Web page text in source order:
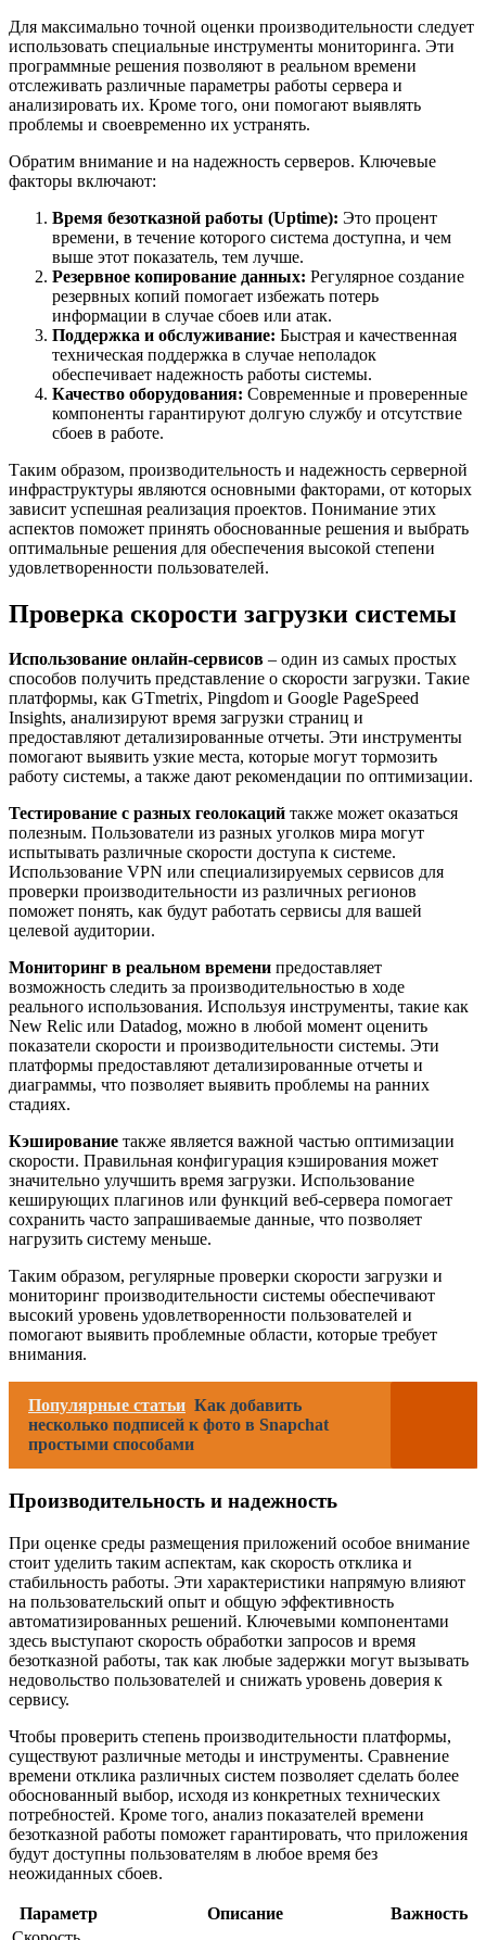
Для максимально точной оценки производительности следует
использовать специальные инструменты мониторинга. Эти
программные решения позволяют в реальном времени
отслеживать различные параметры работы сервера и
анализировать их. Кроме того, они помогают выявлять
проблемы и своевременно их устранять.
Обратим внимание и на надежность серверов. Ключевые
факторы включают:
Время безотказной работы (Uptime): Это процент
времени, в течение которого система доступна, и чем
выше этот показатель, тем лучше.
Резервное копирование данных: Регулярное создание
резервных копий помогает избежать потерь
информации в случае сбоев или атак.
Поддержка и обслуживание: Быстрая и качественная
техническая поддержка в случае неполадок
обеспечивает надежность работы системы.
Качество оборудования: Современные и проверенные
компоненты гарантируют долгую службу и отсутствие
сбоев в работе.
Таким образом, производительность и надежность серверной
инфраструктуры являются основными факторами, от которых
зависит успешная реализация проектов. Понимание этих
аспектов поможет принять обоснованные решения и выбрать
оптимальные решения для обеспечения высокой степени
удовлетворенности пользователей.
Проверка скорости загрузки системы
Использование онлайн-сервисов – один из самых простых
способов получить представление о скорости загрузки. Такие
платформы, как GTmetrix, Pingdom и Google PageSpeed
Insights, анализируют время загрузки страниц и
предоставляют детализированные отчеты. Эти инструменты
помогают выявить узкие места, которые могут тормозить
работу системы, а также дают рекомендации по оптимизации.
Тестирование с разных геолокаций также может оказаться
полезным. Пользователи из разных уголков мира могут
испытывать различные скорости доступа к системе.
Использование VPN или специализируемых сервисов для
проверки производительности из различных регионов
поможет понять, как будут работать сервисы для вашей
целевой аудитории.
Мониторинг в реальном времени предоставляет
возможность следить за производительностью в ходе
реального использования. Используя инструменты, такие как
New Relic или Datadog, можно в любой момент оценить
показатели скорости и производительности системы. Эти
платформы предоставляют детализированные отчеты и
диаграммы, что позволяет выявить проблемы на ранних
стадиях.
Кэширование также является важной частью оптимизации
скорости. Правильная конфигурация кэширования может
значительно улучшить время загрузки. Использование
кеширующих плагинов или функций веб-сервера помогает
сохранить часто запрашиваемые данные, что позволяет
нагрузить систему меньше.
Таким образом, регулярные проверки скорости загрузки и
мониторинг производительности системы обеспечивают
высокий уровень удовлетворенности пользователей и
помогают выявить проблемные области, которые требует
внимания.
Популярные статьи Как добавить
несколько подписей к фото в Snapchat
простыми способами
Производительность и надежность
При оценке среды размещения приложений особое внимание
стоит уделить таким аспектам, как скорость отклика и
стабильность работы. Эти характеристики напрямую влияют
на пользовательский опыт и общую эффективность
автоматизированных решений. Ключевыми компонентами
здесь выступают скорость обработки запросов и время
безотказной работы, так как любые задержки могут вызывать
недовольство пользователей и снижать уровень доверия к
сервису.
Чтобы проверить степень производительности платформы,
существуют различные методы и инструменты. Сравнение
времени отклика различных систем позволяет сделать более
обоснованный выбор, исходя из конкретных технических
потребностей. Кроме того, анализ показателей времени
безотказной работы поможет гарантировать, что приложения
будут доступны пользователям в любое время без
неожиданных сбоев.
Параметр Описание
Важность